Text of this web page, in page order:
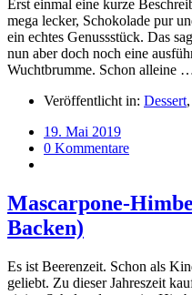
Erst einmal eine kurze
mega lecker, Schokolade pur
ein echtes Genussstück. Das
nun aber doch noch eine
Wuchtbrumme. Schon alleine
Veröffentlicht in: Dessert,
19. Mai 2019
0 Kommentare
Mascarpone-
Backen)
Es ist Beerenzeit. Schon als
geliebt. Zu dieser Jahreszeit